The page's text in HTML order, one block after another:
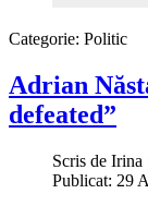
Categorie: Politic
Adrian
defeated”
Scris de Irina
Publicat: 29